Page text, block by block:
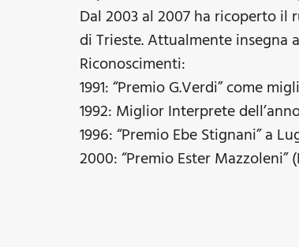
Dal 2003 al 2007 ha ricoperto il
di Trieste. Attualmente insegna
Riconoscimenti:
1991: “Premio G.Verdi” come
1992: Miglior Interprete
1996: “Premio Ebe Stignani” a
2000: “Premio Ester Mazzoleni”